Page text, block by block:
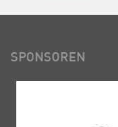
SPONSOREN